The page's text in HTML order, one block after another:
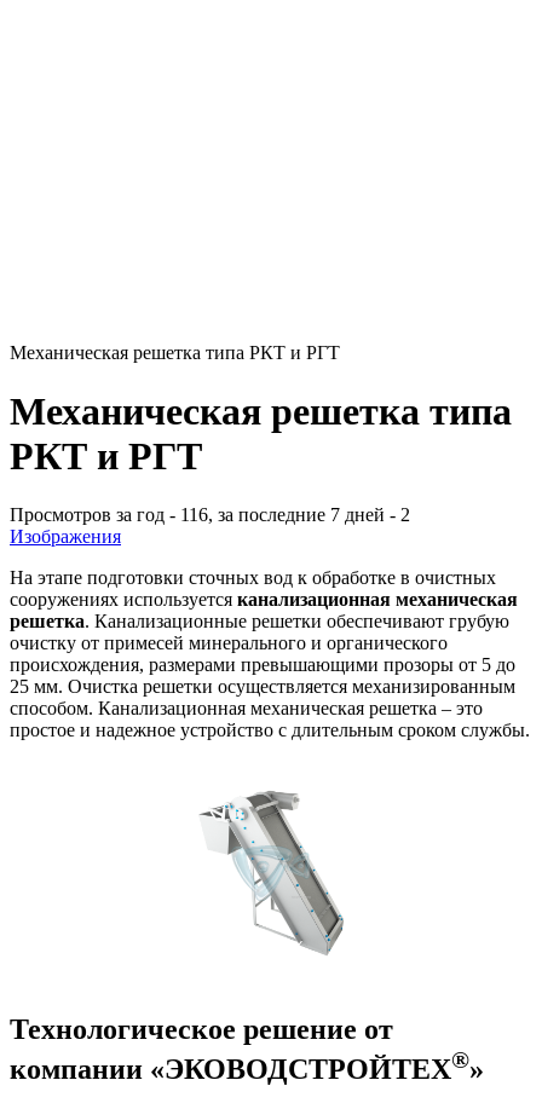
Механическая решетка типа РКТ и РГТ
Механическая решетка типа
РКТ и РГТ
Просмотров за год - 116, за последние 7 дней - 2
Изображения
На этапе подготовки сточных вод к обработке в очистных
сооружениях используется канализационная механическая
решетка. Канализационные решетки обеспечивают грубую
очистку от примесей минерального и органического
происхождения, размерами превышающими прозоры от 5 до
25 мм. Очистка решетки осуществляется механизированным
способом. Канализационная механическая решетка – это
простое и надежное устройство с длительным сроком службы.
Технологическое решение от
компании «ЭКОВОДСТРОЙТЕХ®»